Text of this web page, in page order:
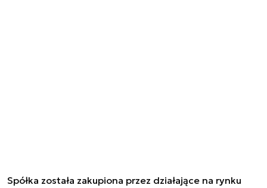
Spółka została zakupiona przez działające na rynku